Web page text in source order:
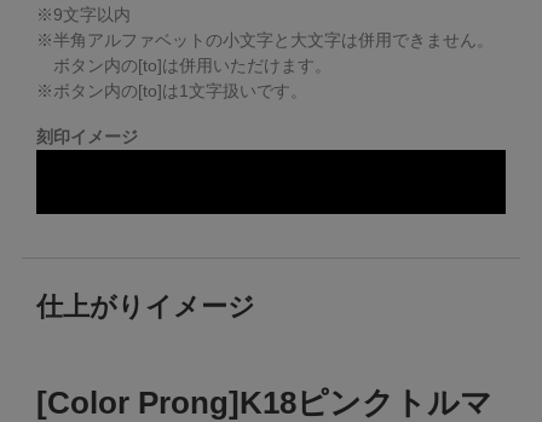
※9文字以内
※半角アルファベットの小文字と大文字は併用できません。
ボタン内の[to]は併用いただけます。
※ボタン内の[to]は1文字扱いです。
刻印イメージ
仕上がりイメージ
[Color Prong]K18ピンクトルマ